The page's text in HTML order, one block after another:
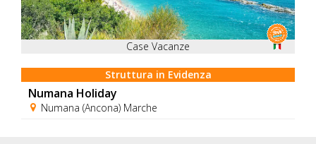
Case Vacanze
Struttura in Evidenza
Numana Holiday
Numana (Ancona) Marche